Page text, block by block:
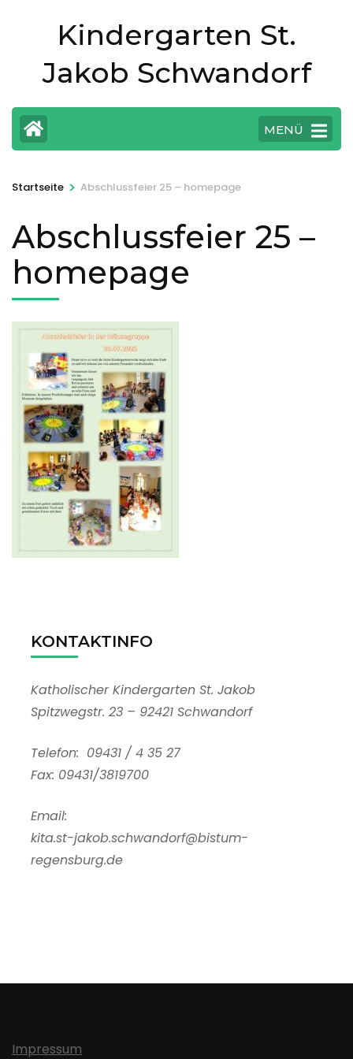
(Eingabetaste
Kindergarten St.
Jakob Schwandorf
MENÜ
Startseite > Abschlussfeier 25 – homepage
Abschlussfeier 25 –
homepage
KONTAKTINFO
Katholischer Kindergarten St. Jakob
Spitzwegstr. 23 – 92421 Schwandorf
Telefon: 09431 / 4 35 27
Fax: 09431/3819700
Email:
kita.st-jakob.schwandorf@bistum-
regensburg.de
Impressum